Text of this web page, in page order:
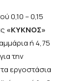
0,10 – 0,15
«ΚΥΚΝΟΣ»
ή 4,75
την
εργοστάσια